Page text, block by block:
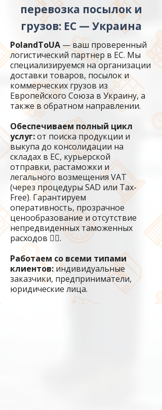
перевозка посылок и
грузов: ЕС — Украина
PolandToUA — ваш проверенный
логистический партнер в ЕС. Мы
специализируемся на организации
доставки товаров, посылок и
коммерческих грузов из
Европейского Союза в Украину, а
также в обратном направлении.
Обеспечиваем полный цикл
услуг:от поиска продукции и
выкупа до консолидации на
складах в ЕС, курьерской
отправки, растаможки и
легального возмещения VAT
(через процедуры SAD или Tax-
Free). Гарантируем
оперативность, прозрачное
ценообразование и отсутствие
непредвиденных таможенных
расходов 🏴‍☠️.
Работаем со всеми типами
клиентов:индивидуальные
заказчики, предприниматели,
юридические лица.